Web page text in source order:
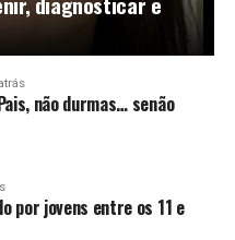
não durmas… senão
por jovens entre os 11 e